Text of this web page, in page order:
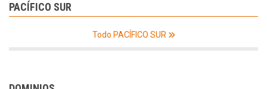
PACÍFICO SUR
Todo PACÍFICO SUR